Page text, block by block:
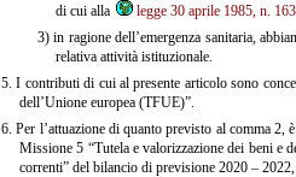
di cui alla
legge 30 aprile 1985, n. 163
3) in ragione dell’emergenza sanitaria,
relativa attività istituzionale.
5. I contributi di cui al presente articolo sono
dell’Unione europea (TFUE)”.
6. Per l’attuazione di quanto previsto al comma 2,
Missione 5 “Tutela e valorizzazione dei beni e
correnti” del bilancio di previsione 2020 –